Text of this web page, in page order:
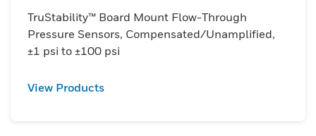
the box.&nbsp;
TruStability™ Board Mount Flow-Through
Pressure Sensors, Compensated/Unamplified,
±1 psi to ±100 psi
View Products